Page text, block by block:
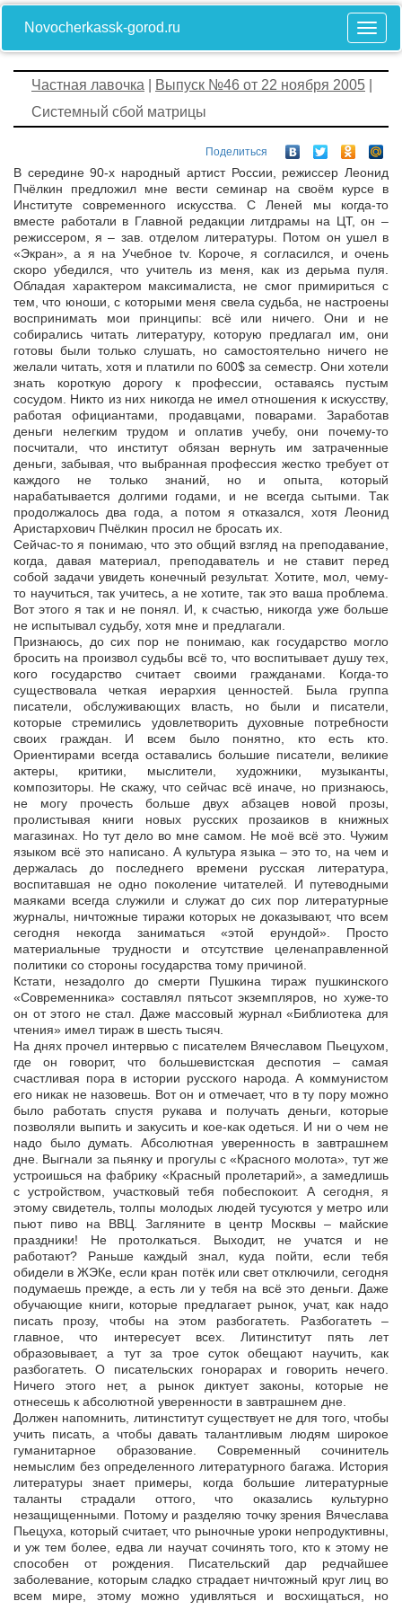
Novocherkassk-gorod.ru
Частная лавочка Выпуск №46 от 22 ноября 2005
Системный сбой матрицы
Поделиться
В середине 90-х народный артист России, режиссер Леонид
Пчёлкин предложил мне вести семинар на своём курсе в
Институте современного искусства. С Леней мы когда-то
вместе работали в Главной редакции литдрамы на ЦТ, он –
режиссером, я – зав. отделом литературы. Потом он ушел в
«Экран», а я на Учебное tv. Короче, я согласился, и очень
скоро убедился, что учитель из меня, как из дерьма пуля.
Обладая характером максималиста, не смог примириться с
тем, что юноши, с которыми меня свела судьба, не настроены
воспринимать мои принципы: всё или ничего. Они и не
собирались читать литературу, которую предлагал им, они
готовы были только слушать, но самостоятельно ничего не
желали читать, хотя и платили по 600$ за семестр. Они хотели
знать короткую дорогу к профессии, оставаясь пустым
сосудом. Никто из них никогда не имел отношения к искусству,
работая официантами, продавцами, поварами. Заработав
деньги нелегким трудом и оплатив учебу, они почему-то
посчитали, что институт обязан вернуть им затраченные
деньги, забывая, что выбранная профессия жестко требует от
каждого не только знаний, но и опыта, который
нарабатывается долгими годами, и не всегда сытыми. Так
продолжалось два года, а потом я отказался, хотя Леонид
Аристархович Пчёлкин просил не бросать их.
Сейчас-то я понимаю, что это общий взгляд на преподавание,
когда, давая материал, преподаватель и не ставит перед
собой задачи увидеть конечный результат. Хотите, мол, чему-
то научиться, так учитесь, а не хотите, так это ваша проблема.
Вот этого я так и не понял. И, к счастью, никогда уже больше
не испытывал судьбу, хотя мне и предлагали.
Признаюсь, до сих пор не понимаю, как государство могло
бросить на произвол судьбы всё то, что воспитывает душу тех,
кого государство считает своими гражданами. Когда-то
существовала четкая иерархия ценностей. Была группа
писатели, обслуживающих власть, но были и писатели,
которые стремились удовлетворить духовные потребности
своих граждан. И всем было понятно, кто есть кто.
Ориентирами всегда оставались большие писатели, великие
актеры, критики, мыслители, художники, музыканты,
композиторы. Не скажу, что сейчас всё иначе, но признаюсь,
не могу прочесть больше двух абзацев новой прозы,
пролистывая книги новых русских прозаиков в книжных
магазинах. Но тут дело во мне самом. Не моё всё это. Чужим
языком всё это написано. А культура языка – это то, на чем и
держалась до последнего времени русская литература,
воспитавшая не одно поколение читателей. И путеводными
маяками всегда служили и служат до сих пор литературные
журналы, ничтожные тиражи которых не доказывают, что всем
сегодня некогда заниматься «этой ерундой». Просто
материальные трудности и отсутствие целенаправленной
политики со стороны государства тому причиной.
Кстати, незадолго до смерти Пушкина тираж пушкинского
«Современника» составлял пятьсот экземпляров, но хуже-то
он от этого не стал. Даже массовый журнал «Библиотека для
чтения» имел тираж в шесть тысяч.
На днях прочел интервью с писателем Вячеславом Пьецухом,
где он говорит, что большевистская деспотия – самая
счастливая пора в истории русского народа. А коммунистом
его никак не назовешь. Вот он и отмечает, что в ту пору можно
было работать спустя рукава и получать деньги, которые
позволяли выпить и закусить и кое-как одеться. И ни о чем не
надо было думать. Абсолютная уверенность в завтрашнем
дне. Выгнали за пьянку и прогулы с «Красного молота», тут же
устроишься на фабрику «Красный пролетарий», а замедлишь
с устройством, участковый тебя побеспокоит. А сегодня, я
этому свидетель, толпы молодых людей тусуются у метро или
пьют пиво на ВВЦ. Загляните в центр Москвы – майские
праздники! Не протолкаться. Выходит, не учатся и не
работают? Раньше каждый знал, куда пойти, если тебя
обидели в ЖЭКе, если кран потёк или свет отключили, сегодня
подумаешь прежде, а есть ли у тебя на всё это деньги. Даже
обучающие книги, которые предлагает рынок, учат, как надо
писать прозу, чтобы на этом разбогатеть. Разбогатеть –
главное, что интересует всех. Литинститут пять лет
образовывает, а тут за трое суток обещают научить, как
разбогатеть. О писательских гонорарах и говорить нечего.
Ничего этого нет, а рынок диктует законы, которые не
отнесешь к абсолютной уверенности в завтрашнем дне.
Должен напомнить, литинститут существует не для того, чтобы
учить писать, а чтобы давать талантливым людям широкое
гуманитарное образование. Современный сочинитель
немыслим без определенного литературного багажа. История
литературы знает примеры, когда большие литературные
таланты страдали оттого, что оказались культурно
незащищенными. Потому и разделяю точку зрения Вячеслава
Пьецуха, который считает, что рыночные уроки непродуктивны,
и уж тем более, едва ли научат сочинять того, кто к этому не
способен от рождения. Писательский дар редчайшее
заболевание, которым сладко страдает ничтожный круг лиц во
всем мире, этому можно удивляться и восхищаться, но